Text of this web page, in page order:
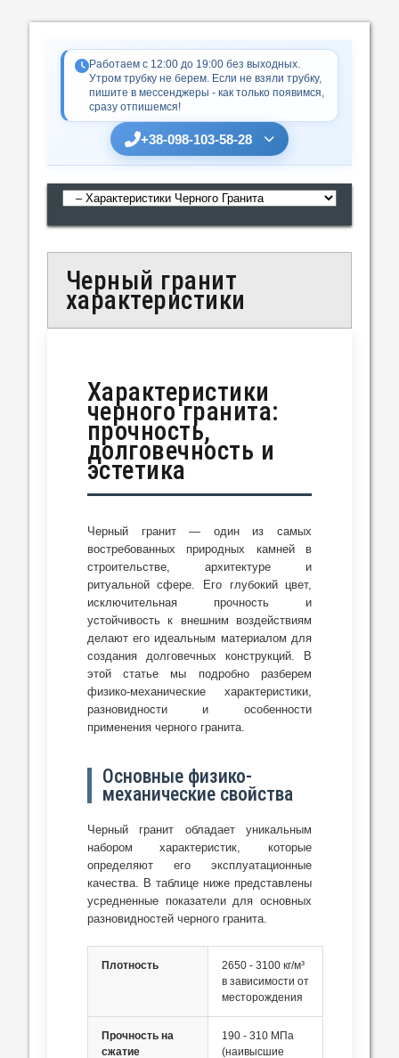
Работаем с 12:00 до 19:00 без выходных.
Утром трубку не берем. Если не взяли трубку,
пишите в мессенджеры - как только появимся,
сразу отпишемся!
+38-098-103-58-28
Черный гранит
характеристики
Характеристики
черного гранита:
прочность,
долговечность и
эстетика
Черный гранит — один из самых
востребованных природных камней в
строительстве, архитектуре и
ритуальной сфере. Его глубокий цвет,
исключительная прочность и
устойчивость к внешним воздействиям
делают его идеальным материалом для
создания долговечных конструкций. В
этой статье мы подробно разберем
физико-механические характеристики,
разновидности и особенности
применения черного гранита.
Основные физико-
механические свойства
Черный гранит обладает уникальным
набором характеристик, которые
определяют его эксплуатационные
качества. В таблице ниже представлены
усредненные показатели для основных
разновидностей черного гранита.
Плотность
2650 - 3100 кг/м³
в зависимости от
месторождения
Прочность на
сжатие
190 - 310 МПа
(наивысшие